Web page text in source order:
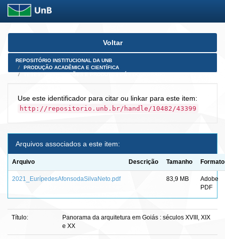
Skip
Voltar
REPOSITÓRIO INSTITUCIONAL DA UNB
PRODUÇÃO ACADÊMICA E CIENTÍFICA
Use este identificador para citar ou linkar para este item:
http://repositorio.unb.br/handle/10482/43399
Arquivos associados a este item:
Arquivo Descrição Tamanho Formato
2021_EurípedesAfonsodaSilvaNeto.pdf 83,9 MB
Adobe
PDF
Título:
Panorama da arquitetura em Goiás : séculos XVIII, XIX
e XX